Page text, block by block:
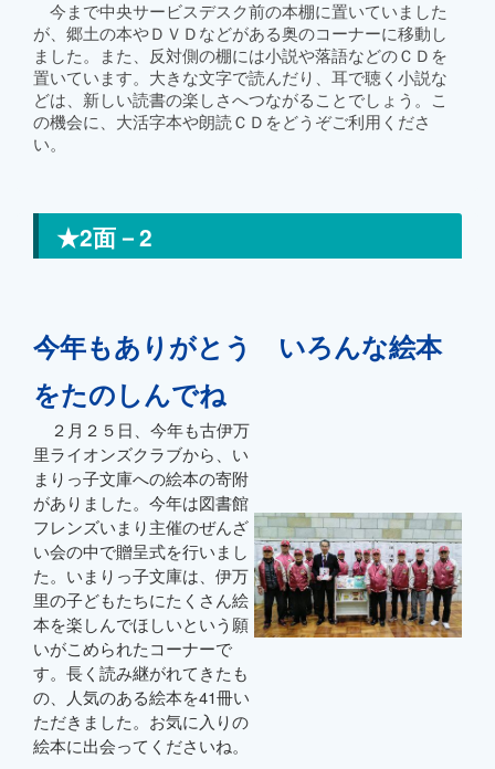
今まで中央サービスデスク前の本棚に置いていました
が、郷土の本やＤＶＤなどがある奥のコーナーに移動し
ました。また、反対側の棚には小説や落語などのＣＤを
置いています。大きな文字で読んだり、耳で聴く小説な
どは、新しい読書の楽しさへつながることでしょう。こ
の機会に、大活字本や朗読ＣＤをどうぞご利用くださ
い。
★2面－2
今年もありがとう いろんな絵本
をたのしんでね
２月２５日、今年も古伊万
里ライオンズクラブから、い
まりっ子文庫への絵本の寄附
がありました。今年は図書館
フレンズいまり主催のぜんざ
い会の中で贈呈式を行いまし
た。いまりっ子文庫は、伊万
里の子どもたちにたくさん絵
本を楽しんでほしいという願
いがこめられたコーナーで
す。長く読み継がれてきたも
の、人気のある絵本を41冊い
ただきました。お気に入りの
絵本に出会ってくださいね。